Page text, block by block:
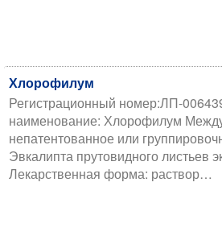
Хлорофилум
Регистрационный номер:ЛП-
наименование: Хлорофилум
непатентованное или
Эвкалипта прутовидного листьев
Лекарственная форма: раствор…